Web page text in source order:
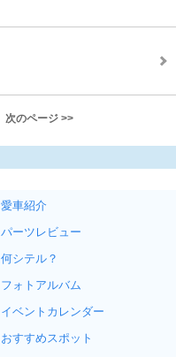
次のページ >>
愛車紹介
パーツレビュー
何シテル？
フォトアルバム
イベントカレンダー
おすすめスポット